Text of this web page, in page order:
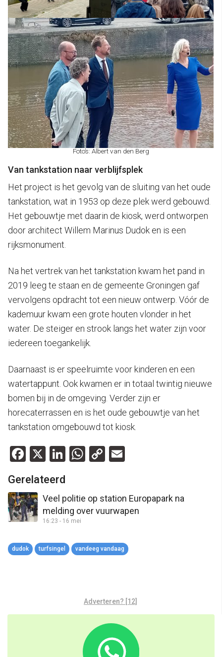
Foto’s: Albert van den Berg
Van tankstation naar verblijfsplek
Het project is het gevolg van de sluiting van het oude
tankstation, wat in 1953 op deze plek werd gebouwd.
Het gebouwtje met daarin de kiosk, werd ontworpen
door architect Willem Marinus Dudok en is een
rijksmonument.
Na het vertrek van het tankstation kwam het pand in
2019 leeg te staan en de gemeente Groningen gaf
vervolgens opdracht tot een nieuw ontwerp. Vóór de
kademuur kwam een grote houten vlonder in het
water. De steiger en strook langs het water zijn voor
iedereen toegankelijk.
Daarnaast is er speelruimte voor kinderen en een
watertappunt. Ook kwamen er in totaal twintig nieuwe
bomen bij in de omgeving. Verder zijn er
horecaterrassen en is het oude gebouwtje van het
tankstation omgebouwd tot kiosk.
Facebook
X LinkedIn
WhatsApp
Copy
Gerelateerd
Veel politie op station Europapark na
melding over vuurwapen
16:23 - 16 mei
dudok turfsingel vandeeg vandaag
Adverteren? [12]